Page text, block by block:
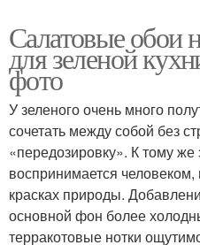
Салатовые обои
для зеленой
фото
У зеленого очень много
сочетать между собой без
«передозировку». К тому же
воспринимается
красках природы.
основной фон более
терракотовые нотки